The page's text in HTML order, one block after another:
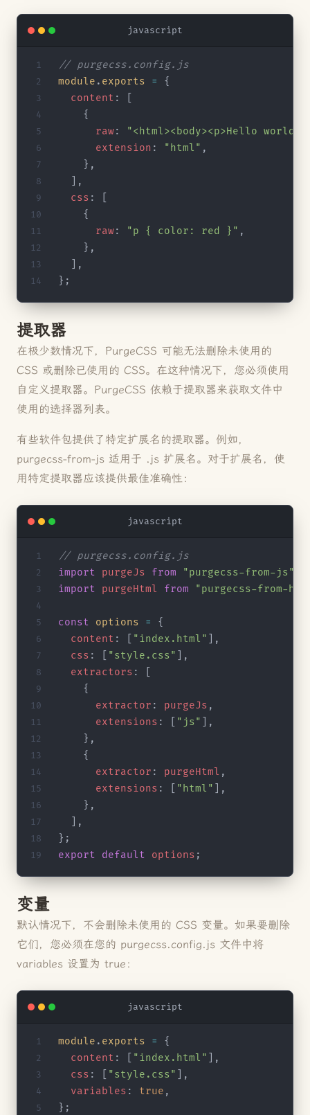
javascript
// purgecss.config.js
module . exports =
{
  content
: [
    {
      raw
:
"<html><body><p>Hello
      extension
: "html" ,
    },
  ],
  css
: [
    {
      raw
: "p { color: red }" ,
    },
  ],
};
提取器
在极少数情况下，PurgeCSS 可能无法删除未使用的
CSS 或删除已使用的 CSS。在这种情况下，您必须使用
自定义提取器。PurgeCSS 依赖于提取器来获取文件中
使用的选择器列表。
有些软件包提供了特定扩展名的提取器。例如，
purgecss-from-js 适用于 .js 扩展名。对于扩展名，使
用特定提取器应该提供最佳准确性：
javascript
// purgecss.config.js
import purgeJs from "purgecss-from-js"
import purgeHtml from "purgecss-from-
const options =
{
  content
: [ "index.html"
],
  css
: [ "style.css"
],
  extractors
: [
    {
      extractor
: purgeJs ,
      extensions
: [ "js"
],
    },
    {
      extractor
: purgeHtml ,
      extensions
: [ "html"
],
    },
  ],
};
export default options ;
变量
默认情况下，不会删除未使用的 CSS 变量。如果要删除
它们，您必须在您的 purgecss.config.js 文件中将
variables 设置为 true：
javascript
module . exports =
{
  content
: [ "index.html"
],
  css
: [ "style.css"
],
  variables
: true ,
};